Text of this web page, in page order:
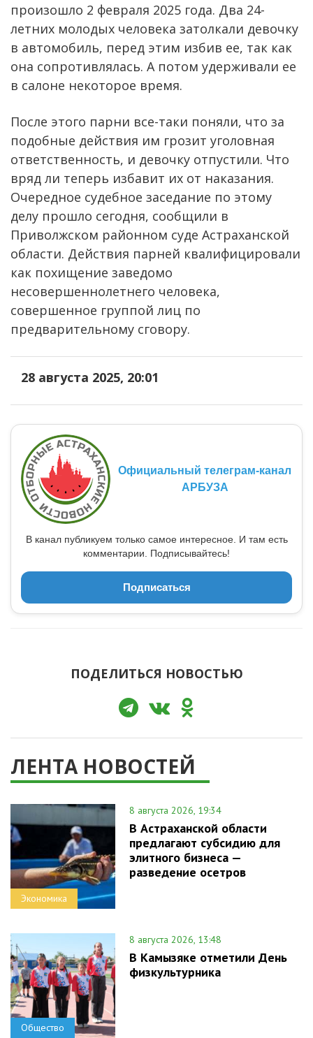
произошло 2 февраля 2025 года. Два 24-
летних молодых человека затолкали девочку
в автомобиль, перед этим избив ее, так как
она сопротивлялась. А потом удерживали ее
в салоне некоторое время.
После этого парни все-таки поняли, что за
подобные действия им грозит уголовная
ответственность, и девочку отпустили. Что
вряд ли теперь избавит их от наказания.
Очередное судебное заседание по этому
делу прошло сегодня, сообщили в
Приволжском районном суде Астраханской
области. Действия парней квалифицировали
как похищение заведомо
несовершеннолетнего человека,
совершенное группой лиц по
предварительному сговору.
28 августа 2025, 20:01
Официальный телеграм-канал
АРБУЗА
В канал публикуем только самое интересное. И там есть
комментарии. Подписывайтесь!
Подписаться
ПОДЕЛИТЬСЯ НОВОСТЬЮ
ЛЕНТА НОВОСТЕЙ
Экономика
8 августа 2026, 19:34
В Астраханской области
предлагают субсидию для
элитного бизнеса —
разведение осетров
Общество
8 августа 2026, 13:48
В Камызяке отметили День
физкультурника